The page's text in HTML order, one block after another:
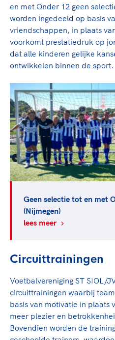
en met Onder 12 geen
worden ingedeeld op basis
vriendschappen, in plaats
voorkomt prestatiedruk op
dat alle kinderen gelijke
ontwikkelen binnen de sport.
Geen selectie tot en met
(Nijmegen)
lees meer
Circuittrainingen
Voetbalvereniging ST SIOL/
circuittrainingen waarbij
basis van motivatie in plaats
meer plezier en
Bovendien worden de